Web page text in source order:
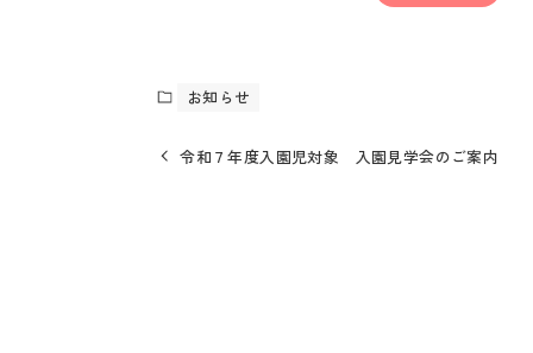
お知らせ
令和７年度入園児対象 入園見学会のご案内